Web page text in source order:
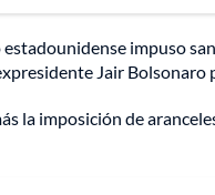
impuso
Jair Bolsonaro
la imposición de